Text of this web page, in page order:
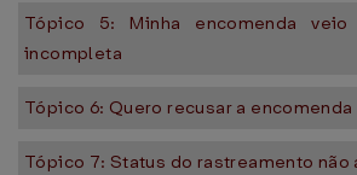
Tópico 5: Minha encomenda
incompleta
Tópico 6: Quero recusar a encomenda
Tópico 7: Status do rastreamento não